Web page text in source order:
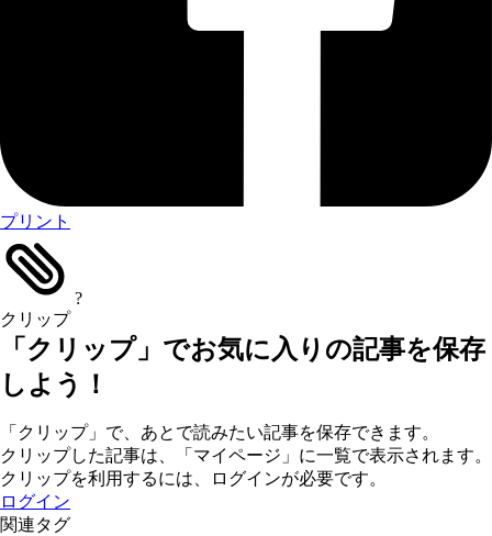
プリント
クリップ
?
「クリップ」でお気に入りの記事を保存
しよう！
「クリップ」で、あとで読みたい記事を保存できます。
クリップした記事は、「マイページ」に一覧で表示されます。
クリップを利用するには、ログインが必要です。
ログイン
関連タグ